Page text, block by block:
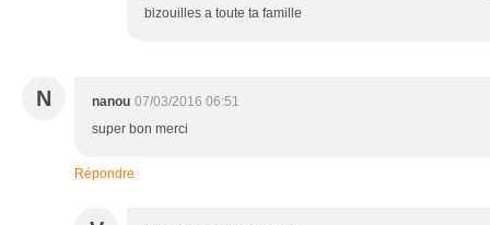
bizouilles a toute ta famille
N nanou 07/03/2016 06:51
super bon merci
Répondre